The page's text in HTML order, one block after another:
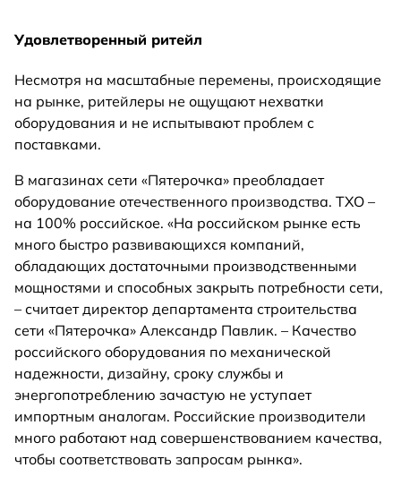
Удовлетворенный ритейл
Несмотря на масштабные перемены, происходящие
на рынке, ритейлеры не ощущают нехватки
оборудования и не испытывают проблем с
поставками.
В магазинах сети «Пятерочка» преобладает
оборудование отечественного производства. ТХО –
на 100% российское. «На российском рынке есть
много быстро развивающихся компаний,
обладающих достаточными производственными
мощностями и способных закрыть потребности сети,
– считает директор департамента строительства
сети «Пятерочка» Александр Павлик. – Качество
российского оборудования по механической
надежности, дизайну, сроку службы и
энергопотреблению зачастую не уступает
импортным аналогам. Российские производители
много работают над совершенствованием качества,
чтобы соответствовать запросам рынка».